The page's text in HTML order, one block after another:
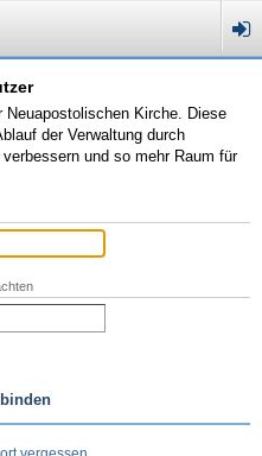
Kirche. Diese
der Verwaltung durch
und so mehr Raum für